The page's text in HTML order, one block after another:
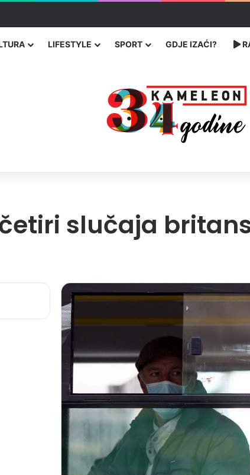
krijumčarenja migranata preko BiH i Balkana
LIFESTYLE SPORT GDJE IZAĆI?
slučaja